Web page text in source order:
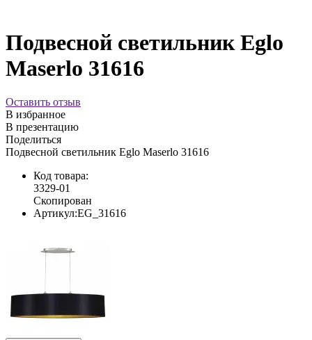
Подвесной светильник Eglo
Maserlo 31616
Оставить отзыв
В избранное
В презентацию
Поделиться
Подвесной светильник Eglo Maserlo 31616
Код товара:
3329-01
Скопирован
Артикул:EG_31616